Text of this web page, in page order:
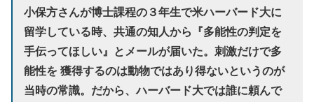
小保方さんが博士課程の３年生で米ハーバード大に
留学している時、共通の知人から『多能性の判定を
手伝ってほしい』とメールが届いた。刺激だけで多
能性を 獲得するのは動物ではあり得ないというのが
当時の常識。だから、ハーバード大では誰に頼んで